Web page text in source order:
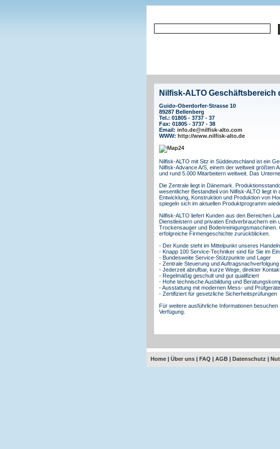
Nilfisk-ALTO Geschäftsbereich
Guido-Oberdorfer-Strasse 10
89287 Bellenberg
Tel.: 01805 - 3737 - 37
Fax: 01805 - 3737 - 38
Email: info.de@nilfisk-alto.com
WWW: http://www.nilfisk-alto.de
Nilfisk-ALTO mit Sitz in Süddeutschland ist ein
Nilfisk-Advance A/S, einem der weltweit größten
und rund 5.000 Mitarbeitern weltweit. Das
Die Zentrale liegt in Dänemark.
wesentlicher Bestandteil von Nilfisk-ALTO liegt
Entwicklung, Konstruktion und Produktion von
spiegeln sich im aktuellen Produktprogramm
Nilfisk-ALTO liefert Kunden aus den Bereichen
Dienstleistern und privaten Endverbrauchern
Trockensauger und
erfolgreiche Firmengeschichte zurückblicken.
- Der Kunde steht im Mittelpunkt unseres
- Knapp 100 Service-Techniker sind für Sie im
- Bundesweite Service-Stützpunkte und Lager
- Zentrale Steuerung und Auftragsnachverfolgung
- Jederzeit abrufbar, kurze Wege, direkter
- Regelmäßig geschult und gut qualifiziert
- Hohe technische Ausbildung und
- Ausstattung mit modernen Mess- und
- Zertifiziert für gesetzliche Sicherheitsprüfungen
Für weitere ausführliche Informationen
Verfügung.
Home | Über uns | FAQ | AGB | Datenschutz |